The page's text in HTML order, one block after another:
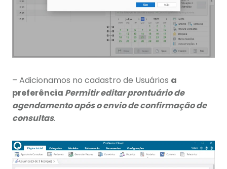
– Adicionamos no cadastro de Usuários a
preferência Permitir editar prontuário de
agendamento após o envio de confirmação de
consultas.